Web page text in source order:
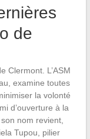
de
Clermont. L’ASM
examine toutes
la volonté
d’ouverture à la
nom revient,
Tupou, pilier